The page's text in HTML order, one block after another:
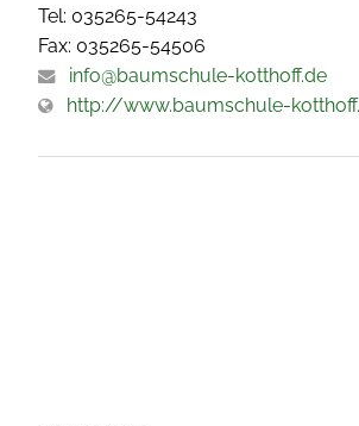
Tel: 035265-54243
Fax: 035265-54506
info@baumschule-kotthoff.de
http://www.baumschule-